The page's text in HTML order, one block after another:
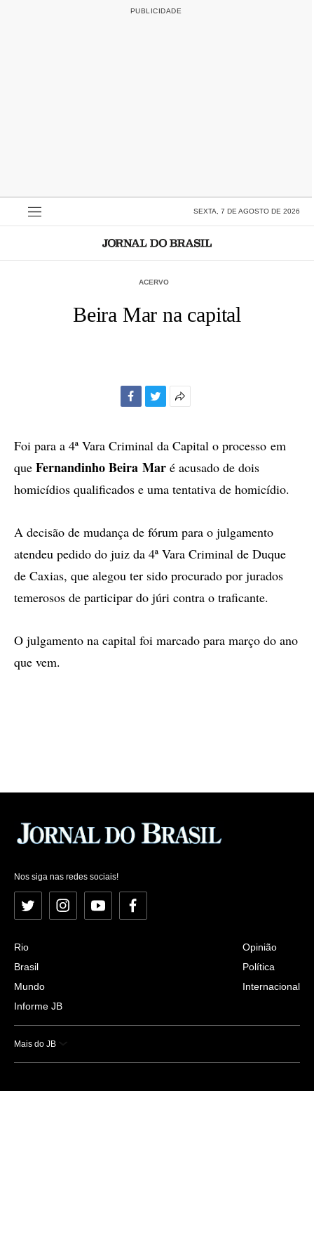
SEXTA, 7 DE AGOSTO DE 2026
ACERVO
Beira Mar na capital
compartilhamento
Foi para a 4ª Vara Criminal da Capital o processo em
que Fernandinho Beira Mar é acusado de dois
homicídios qualificados e uma tentativa de homicídio.
A decisão de mudança de fórum para o julgamento
atendeu pedido do juiz da 4ª Vara Criminal de Duque
de Caxias, que alegou ter sido procurado por jurados
temerosos de participar do júri contra o traficante.
O julgamento na capital foi marcado para março do ano
que vem.
Nos siga nas redes sociais!
Twitter InstagramYouTubeFacebook
Rio
Brasil
Mundo
Informe JB
Opinião
Política
Internacional
Mais do JB
Esportes